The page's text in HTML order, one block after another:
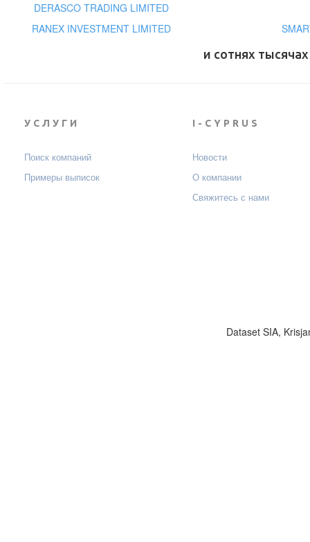
DERASCO TRADING LIMITED
RANEX INVESTMENT LIMITED
и сотнях
УСЛУГИ
Поиск компаний
Примеры выписок
I-CYPRUS
Новости
О компании
Свяжитесь с нами
Dataset SIA,